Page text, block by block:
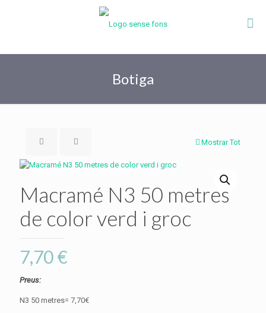
Botiga
Mostrar Tot
Macramé N3 50 metres
de color verd i groc
7,70€
Preus:
N3 50 metres= 7,70€